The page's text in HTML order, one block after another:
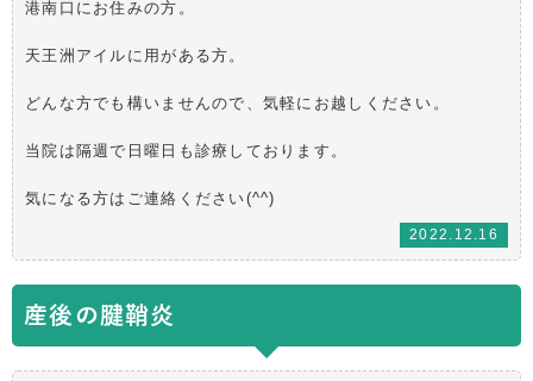
港南口にお住みの方。
天王洲アイルに用がある方。
どんな方でも構いませんので、気軽にお越しください。
当院は隔週で日曜日も診療しております。
気になる方はご連絡ください(^^)
2022.12.16
産後の腱鞘炎